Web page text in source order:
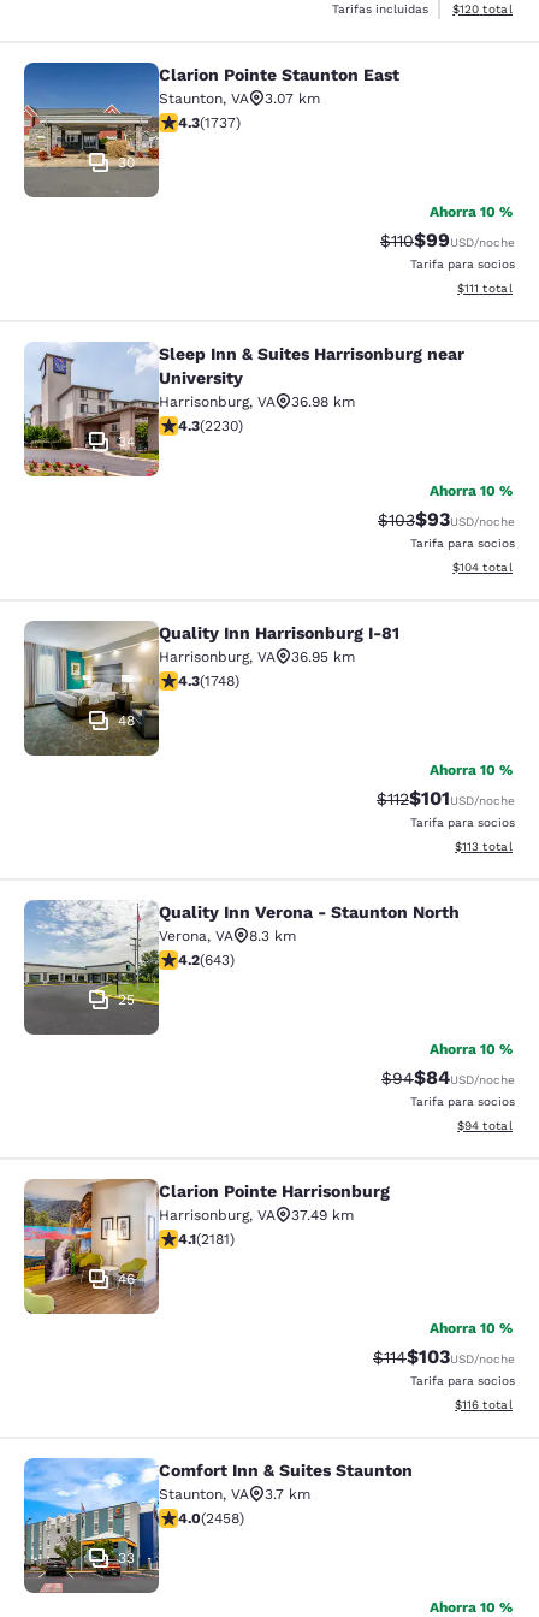
Tarifas incluidas
Ver detalles
$120 total
Clarion Pointe Staunton East
30
Clarion Pointe Staunton East
Staunton, VA
3.07 km
calificación de 4.3 estrellas. Excelente. 1737 reseñas
4.3(1737)
Ahorra 10 %
Precio tachado:
$110Precio con
$99USD/noche
Tarifa para socios
Ver detalles
$111 total
Sleep Inn & Suites Harrisonburg
34
Sleep Inn & Suites Harrisonburg near
University
Harrisonburg, VA
36.98 km
calificación de 4.28 estrellas. Excelente. 2230 reseñas
4.3(2230)
Ahorra 10 %
Precio tachado:
$103Precio con
$93USD/noche
Tarifa para socios
Ver detalles
$104 total
Quality Inn Harrisonburg I-81
48
Quality Inn Harrisonburg I-81
Harrisonburg, VA
36.95 km
calificación de 4.27 estrellas. Excelente. 1748 reseñas
4.3(1748)
Ahorra 10 %
Precio tachado:
$112Precio con
$101USD/noche
Tarifa para socios
Ver detalles
$113 total
Quality Inn Verona - Staunton North
25
Quality Inn Verona - Staunton North
Verona, VA
8.3 km
calificación de 4.24 estrellas. Excelente. 643 reseñas
4.2(643)
Ahorra 10 %
Precio tachado:
$94Precio con
$84USD/noche
Tarifa para socios
Ver detalles
$94 total
Clarion Pointe Harrisonburg
46
Clarion Pointe Harrisonburg
Harrisonburg, VA
37.49 km
calificación de 4.12 estrellas. Muy bueno. 2181 reseñas
4.1(2181)
Ahorra 10 %
Precio tachado:
$114Precio con
$103USD/noche
Tarifa para socios
Ver detalles
$116 total
Comfort Inn & Suites Staunton
33
Comfort Inn & Suites Staunton
Staunton, VA
3.7 km
calificación de 3.96 estrellas. Bueno. 2458 reseñas
4.0(2458)
Ahorra 10 %